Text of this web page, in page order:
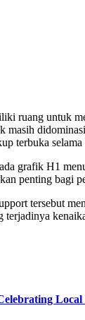
ruang untuk
masih
terbuka
grafik H1
penting bagi
tersebut
terjadinya
Local